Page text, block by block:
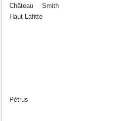
Château Smith
Haut Lafitte
Pétrus